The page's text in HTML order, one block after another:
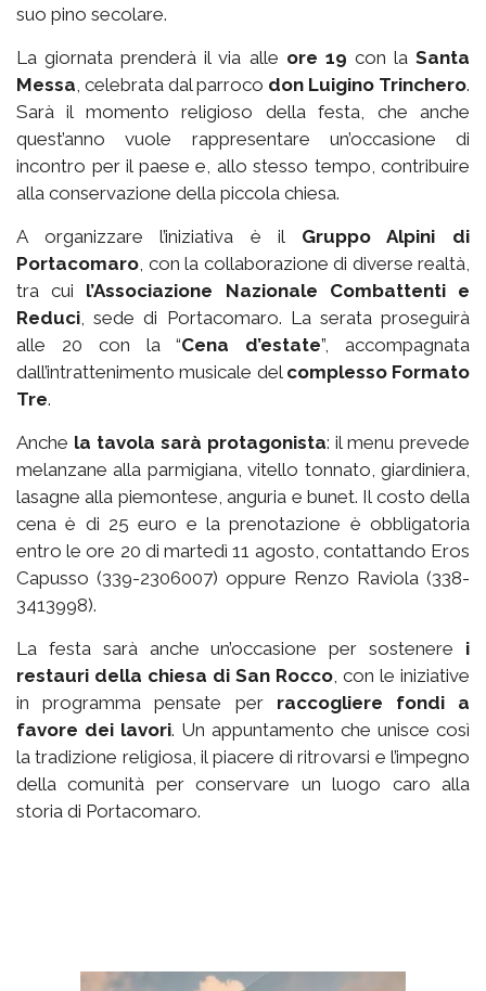
suo pino secolare.
La giornata prenderà il via alle ore 19 con laSanta
Messa, celebrata dal parroco don Luigino Trinchero.
Sarà il momento religioso della festa, che anche
quest’anno vuole rappresentare un’occasione di
incontro per il paese e, allo stesso tempo, contribuire
alla conservazione della piccola chiesa.
A organizzare l’iniziativa è il Gruppo Alpini di
Portacomaro, con la collaborazione di diverse realtà,
tra cui l’Associazione Nazionale Combattenti e
Reduci, sede di Portacomaro. La serata proseguirà
alle 20 con la “Cena d’estate”, accompagnata
dall’intrattenimento musicale del complesso Formato
Tre.
Anche la tavola sarà protagonista: il menu prevede
melanzane alla parmigiana, vitello tonnato, giardiniera,
lasagne alla piemontese, anguria e bunet. Il costo della
cena è di 25 euro e la prenotazione è obbligatoria
entro le ore 20 di martedì 11 agosto, contattando Eros
Capusso (339-2306007) oppure Renzo Raviola (338-
3413998).
La festa sarà anche un’occasione per sostenere i
restauri della chiesa di San Rocco, con le iniziative
in programma pensate per raccogliere fondi a
favore dei lavori. Un appuntamento che unisce così
la tradizione religiosa, il piacere di ritrovarsi e l’impegno
della comunità per conservare un luogo caro alla
storia di Portacomaro.